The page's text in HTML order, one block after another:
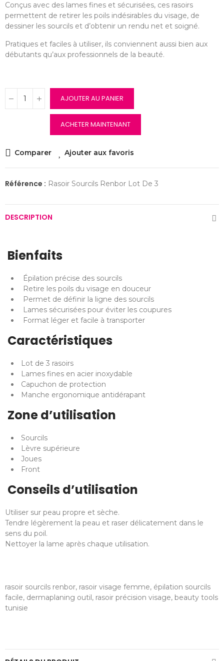
Conçus avec des lames fines et sécurisées, ces rasoirs
permettent de retirer les poils indésirables du visage, de
dessiner les sourcils et d’obtenir un rendu net et soigné.
Pratiques et faciles à utiliser, ils conviennent aussi bien aux
débutants qu’aux professionnels de la beauté.
AJOUTER AU PANIER
ACHETER MAINTENANT
Comparer Ajouter aux favoris
Référence : Rasoir Sourcils Renbor Lot De 3
DESCRIPTION
Bienfaits
Épilation précise des sourcils
Retire les poils du visage en douceur
Permet de définir la ligne des sourcils
Lames sécurisées pour éviter les coupures
Format léger et facile à transporter
Caractéristiques
Lot de 3 rasoirs
Lames fines en acier inoxydable
Capuchon de protection
Manche ergonomique antidérapant
Zone d’utilisation
Sourcils
Lèvre supérieure
Joues
Front
Conseils d’utilisation
Utiliser sur peau propre et sèche.
Tendre légèrement la peau et raser délicatement dans le
sens du poil.
Nettoyer la lame après chaque utilisation.
rasoir sourcils renbor, rasoir visage femme, épilation sourcils
facile, dermaplaning outil, rasoir précision visage, beauty tools
tunisie